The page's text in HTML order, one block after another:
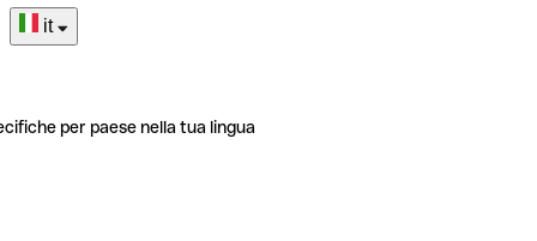
it
per paese nella tua lingua